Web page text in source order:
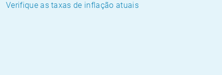
Verifique as taxas de inflação atuais